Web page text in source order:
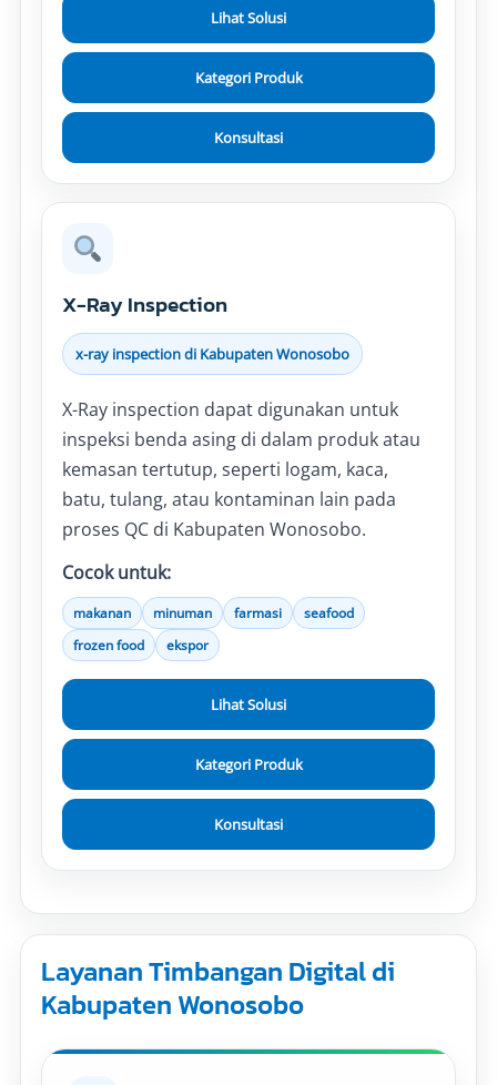
Lihat Solusi
Kategori Produk
Konsultasi
X-Ray Inspection
x-ray inspection di Kabupaten Wonosobo
X-Ray inspection dapat digunakan untuk
inspeksi benda asing di dalam produk atau
kemasan tertutup, seperti logam, kaca,
batu, tulang, atau kontaminan lain pada
proses QC di Kabupaten Wonosobo.
Cocok untuk:
makanan minuman farmasi
seafood
frozen food
ekspor
Lihat Solusi
Kategori Produk
Konsultasi
Layanan Timbangan Digital di
Kabupaten Wonosobo